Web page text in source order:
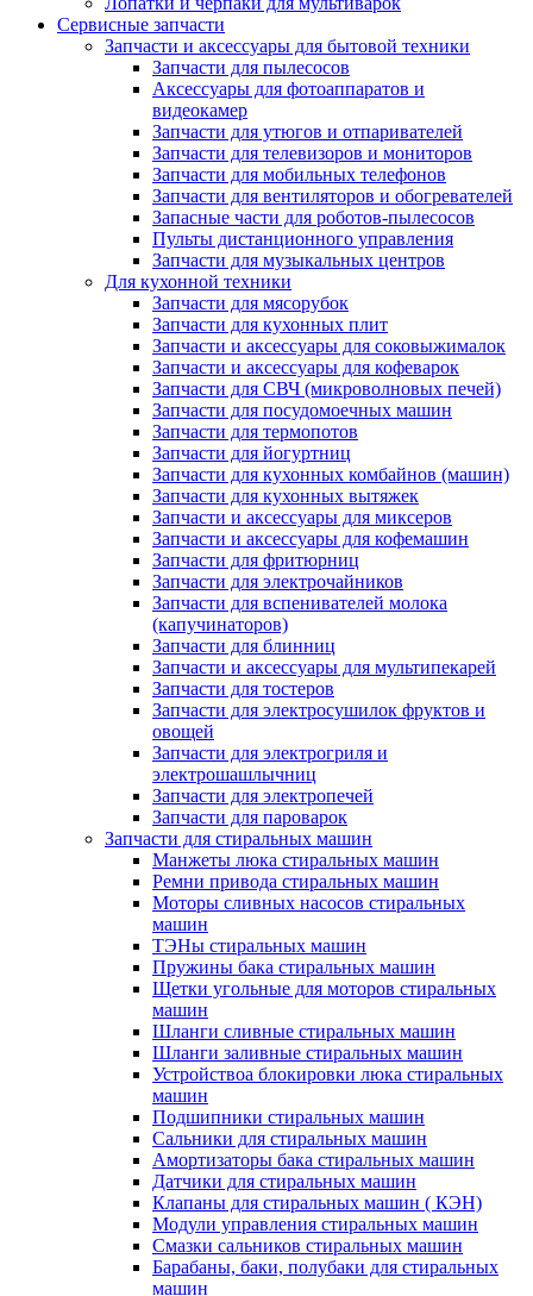
Сервисные запчасти
Запчасти и аксессуары для бытовой техники
Запчасти для пылесосов
Аксессуары для фотоаппаратов и
видеокамер
Запчасти для утюгов и отпаривателей
Запчасти для телевизоров и мониторов
Запчасти для мобильных телефонов
Запчасти для вентиляторов и обогревателей
Запасные части для роботов-пылесосов
Пульты дистанционного управления
Запчасти для музыкальных центров
Для кухонной техники
Запчасти для мясорубок
Запчасти для кухонных плит
Запчасти и аксессуары для соковыжималок
Запчасти и аксессуары для кофеварок
Запчасти для СВЧ (микроволновых печей)
Запчасти для посудомоечных машин
Запчасти для термопотов
Запчасти для йогуртниц
Запчасти для кухонных комбайнов (машин)
Запчасти для кухонных вытяжек
Запчасти и аксессуары для миксеров
Запчасти и аксессуары для кофемашин
Запчасти для фритюрниц
Запчасти для электрочайников
Запчасти для вспенивателей молока
(капучинаторов)
Запчасти для блинниц
Запчасти и аксессуары для мультипекарей
Запчасти для тостеров
Запчасти для электросушилок фруктов и
овощей
Запчасти для электрогриля и
электрошашлычниц
Запчасти для электропечей
Запчасти для пароварок
Запчасти для стиральных машин
Манжеты люка стиральных машин
Ремни привода стиральных машин
Моторы сливных насосов стиральных
машин
ТЭНы стиральных машин
Пружины бака стиральных машин
Щетки угольные для моторов стиральных
машин
Шланги сливные стиральных машин
Шланги заливные стиральных машин
Устройствоа блокировки люка стиральных
машин
Подшипники стиральных машин
Сальники для стиральных машин
Амортизаторы бака стиральных машин
Датчики для стиральных машин
Клапаны для стиральных машин ( КЭН)
Модули управления стиральных машин
Смазки сальников стиральных машин
Барабаны, баки, полубаки для стиральных
машин